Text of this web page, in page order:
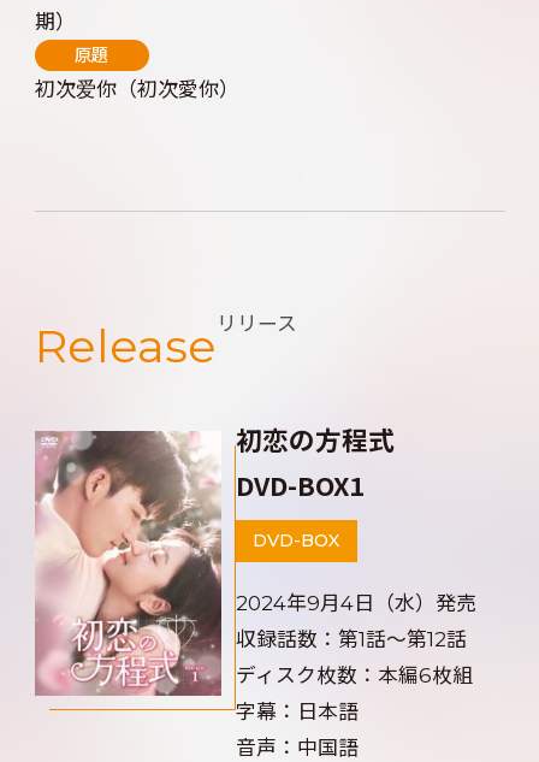
期）
原題
初次爱你（初次愛你）
Release リリース
初恋の方程式
DVD-BOX1
DVD-BOX
2024年9月4日（水）発売
収録話数：第1話～第12話
ディスク枚数：本編6枚組
字幕：日本語
音声：中国語